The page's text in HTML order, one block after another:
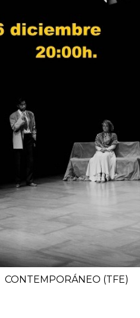
Inicio
CLASE ABIERTA DE
CONTEMPORÁNEO (TFE)